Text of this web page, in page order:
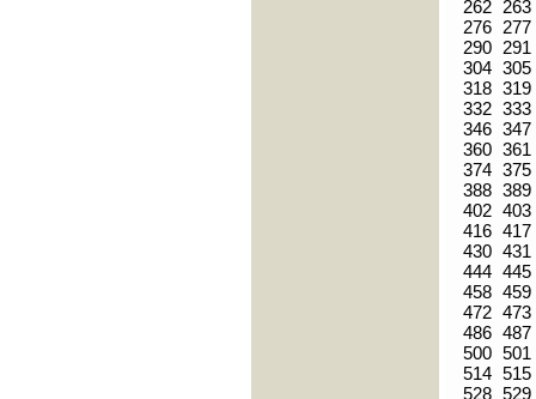
262
263
276
277
290
291
304 305
318 319
332 333
346 347
360 361
374 375
388 389
402 403
416 417
430 431
444 445
458 459
472 473
486 487
500 501
514 515
528 529